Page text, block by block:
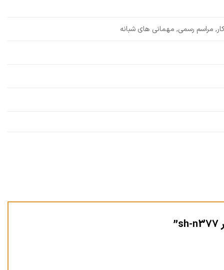
مراسم رسمی, مهمانی های شبانه